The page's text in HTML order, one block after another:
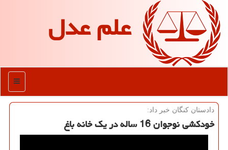
علم عدل
منو
دادستان كنگان خبر داد:
خودكشی نوجوان 16 ساله در یك خانه باغ